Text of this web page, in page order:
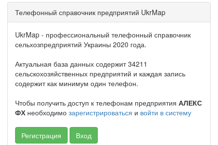
Телефонный справочник предприятий UkrMap
UkrMap - профессиональный телефонный справочник
сельхозпредприятий Украины 2020 года.
Актуальная база данных содержит 34211
сельскохозяйственных предприятий и каждая запись
содержит как минимум один телефон.
Чтобы получить доступ к телефонам предприятия АЛЕКС
ФХ необходимо зарегистрироваться и войти в систему
Регистрация Вход